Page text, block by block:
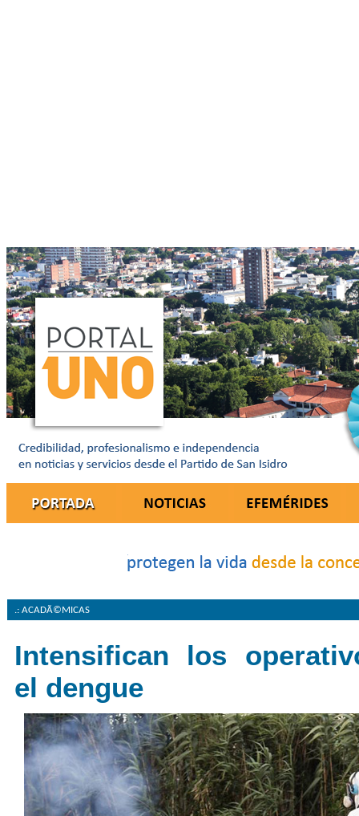
.: ACADÃ©MICAS
Intensifican los
el dengue